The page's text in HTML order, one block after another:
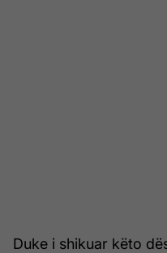
Duke i shikuar këto